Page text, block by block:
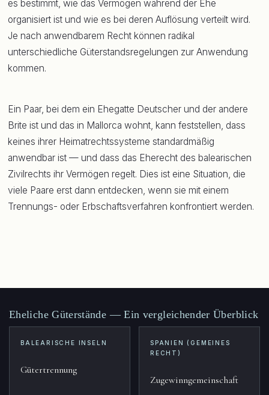
es bestimmt, wie das Vermögen während der Ehe
organisiert ist und wie es bei deren Auflösung verteilt wird.
Je nach anwendbarem Recht können radikal
unterschiedliche Güterstandsregelungen zur Anwendung
kommen.
Ein Paar, bei dem ein Ehegatte Deutscher und der andere
Brite ist und das in Mallorca wohnt, kann feststellen, dass
keines ihrer Heimatrechtssysteme standardmäßig
anwendbar ist — und dass das Eherecht des balearischen
Zivilrechts ihr Vermögen regelt. Dies ist eine Situation, die
viele Paare erst dann entdecken, wenn sie mit einem
Trennungs- oder Erbschaftsverfahren konfrontiert werden.
Eheliche Güterstände — Ein vergleichender Überblick
BALEARISCHE INSELN
Gütertrennung
SPANIEN (GEMEINES
RECHT)
Zugewinngemeinschaft